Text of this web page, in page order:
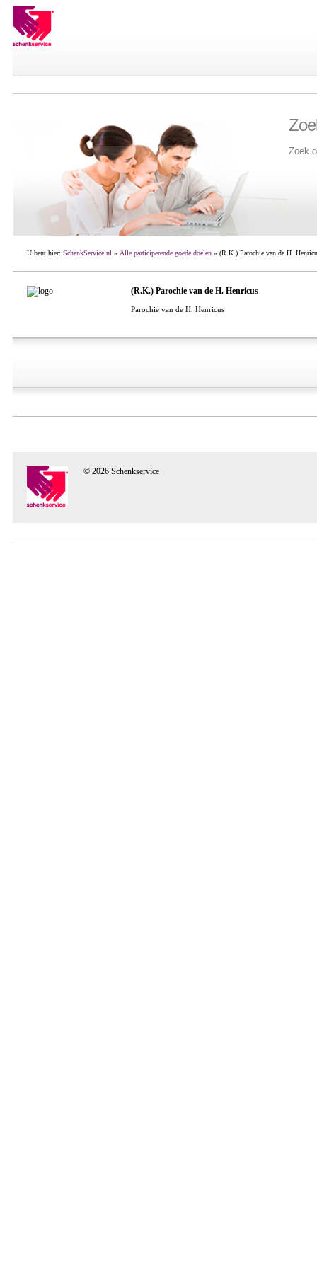
Zoek
U bent hier: SchenkService.nl » Alle participerende goede doelen» (R.K.) Parochie van de H.
(R.K.) Parochie van de H. Henricus
Parochie van de H. Henricus
© 2026 Schenkservice